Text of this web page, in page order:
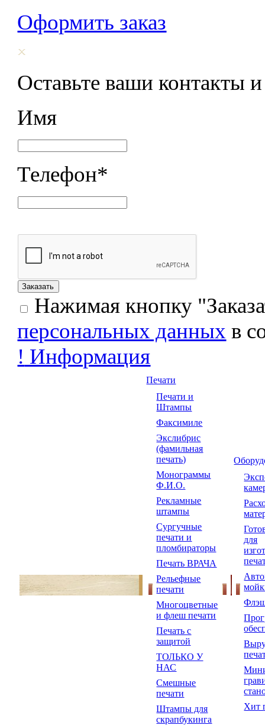
Оформить заказ
Оставьте ваши контакты
Имя
Телефон*
Нажимая кнопку
персональных данных в
! Информация
Печати
Печати и
Штампы
Факсимиле
Экслибрис
(фамильная
печать)
Монограммы
Ф.И.О.
Рекламные
штампы
Сургучные
печати и
пломбираторы
Печать ВРАЧА
Рельефные
печати
Многоцветные
и флеш печати
Печать с
защитой
ТОЛЬКО У
НАС
Смешные
печати
Штампы для
скрапбукинга
для
Хит